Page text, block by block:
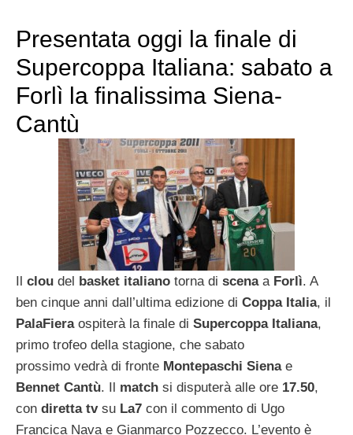
Presentata oggi la finale di
Supercoppa Italiana: sabato a
Forlì la finalissima Siena-
Cantù
Il clou del basket italiano torna di scenaa Forlì. A
ben cinque anni dall’ultima edizione di Coppa Italia, il
PalaFieraospiterà la finale di Supercoppa Italiana,
primo trofeo della stagione, che sabato
prossimo vedrà di fronte Montepaschi Sienae
Bennet Cantù. Il match si disputerà alle ore 17.50,
con diretta tv su La7 con il commento di Ugo
Francica Nava e Gianmarco Pozzecco. L’evento è